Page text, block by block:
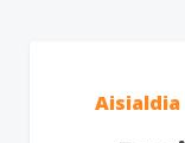
Aisialdia